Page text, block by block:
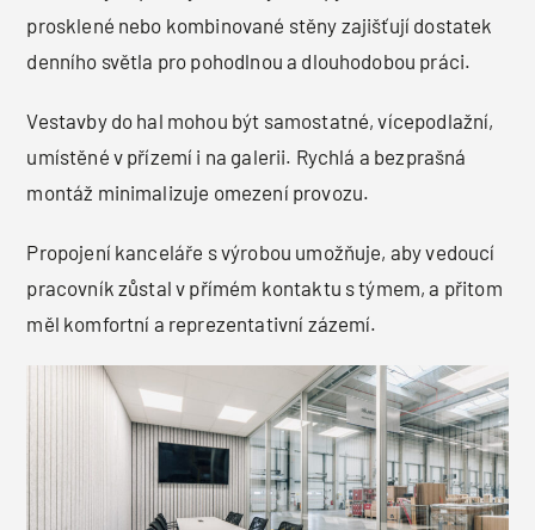
prosklené nebo kombinované stěny zajišťují dostatek
denního světla pro pohodlnou a dlouhodobou práci.
Vestavby do hal mohou být samostatné, vícepodlažní,
umístěné v přízemí i na galerii. Rychlá a bezprašná
montáž minimalizuje omezení provozu.
Propojení kanceláře s výrobou umožňuje, aby vedoucí
pracovník zůstal v přímém kontaktu s týmem, a přitom
měl komfortní a reprezentativní zázemí.